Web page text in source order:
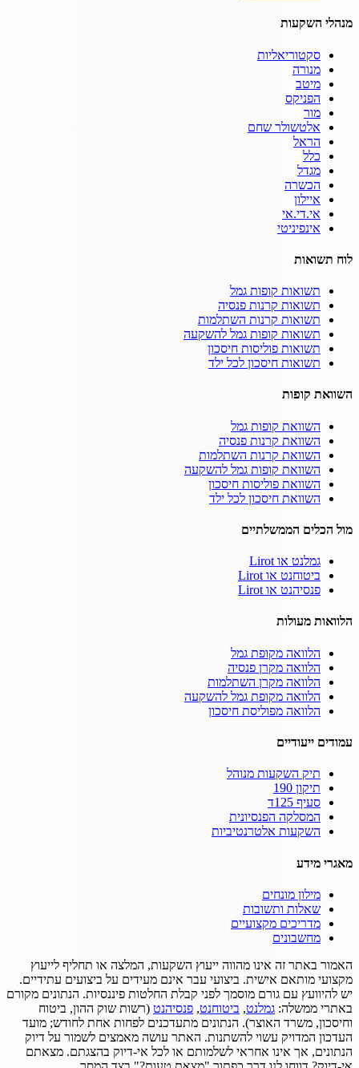
מנהלי השקעות
סקטוריאליות
מנורה
מיטב
הפניקס
מור
אלטשולר שחם
הראל
כלל
מגדל
הכשרה
איילון
אי.די.אי
אינפיניטי
לוח תשואות
תשואות קופות גמל
תשואות קרנות פנסיה
תשואות קרנות השתלמות
תשואות קופות גמל להשקעה
תשואות פוליסות חיסכון
תשואות חיסכון לכל ילד
השוואת קופות
השוואת קופות גמל
השוואת קרנות פנסיה
השוואת קרנות השתלמות
השוואת קופות גמל להשקעה
השוואת פוליסות חיסכון
השוואת חיסכון לכל ילד
מול הכלים הממשלתיים
גמלנט או Lirot
ביטוחנט או Lirot
פנסיהנט או Lirot
הלוואות מעולות
הלוואה מקופת גמל
הלוואה מקרן פנסיה
הלוואה מקרן השתלמות
הלוואה מקופת גמל להשקעה
הלוואה מפוליסת חיסכון
עמודים ייעודיים
תיק השקעות מנוהל
תיקון 190
סעיף 125ד
המסלקה הפנסיונית
השקעות אלטרנטיביות
מאגרי מידע
מילון מונחים
שאלות ותשובות
מדריכים מקצועיים
מחשבונים
האמור באתר זה אינו מהווה ייעוץ השקעות, המלצה או תחליף לייעוץ
מקצועי מותאם אישית. ביצועי עבר אינם מעידים על ביצועים עתידיים.
יש להיוועץ עם גורם מוסמך לפני קבלת החלטות פיננסיות. הנתונים מקורם
באתרי ממשלה: גמלנט, ביטוחנט, פנסיהנט (רשות שוק ההון, ביטוח
וחיסכון, משרד האוצר). הנתונים מתעדכנים לפחות אחת לחודש; מועד
העדכון המדויק עשוי להשתנות. האתר עושה מאמצים לשמור על דיוק
הנתונים, אך אינו אחראי לשלמותם או לכל אי-דיוק בהצגתם. מצאתם